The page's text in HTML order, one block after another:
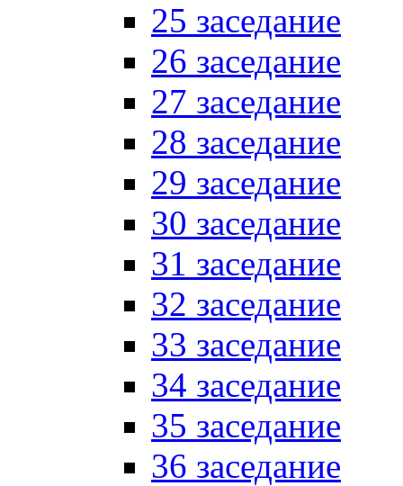
25 заседание
26 заседание
27 заседание
28 заседание
29 заседание
30 заседание
31 заседание
32 заседание
33 заседание
34 заседание
35 заседание
36 заседание